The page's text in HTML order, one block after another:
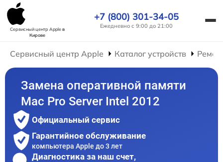
Сервисный центр Appleв
Кирове
+7 (800) 301-34-05
Ежедневно с 9:00 до 21:00
Сервисный центр Apple Каталог устройств
Замена оперативной памяти
Mac Pro Server Intel 2012
Официальный сервис
Гарантийное обслуживание
компьютера Apple до 3 лет
Диагностика за наш счет,